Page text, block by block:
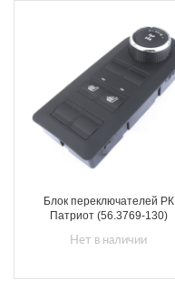
Блок переключателей РК
Патриот (56.3769-130)
Нет в наличии